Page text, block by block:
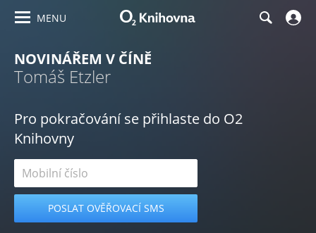
MENU
NOVINÁŘEM V ČÍNĚ
Tomáš Etzler
Pro pokračování se přihlaste do O2
Knihovny